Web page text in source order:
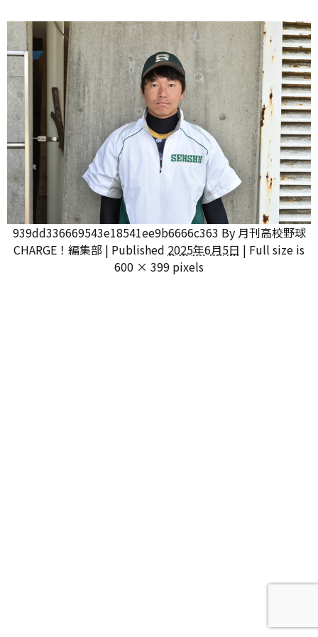
939dd336669543e18541ee9b6666c363 By 月刊高校野球
CHARGE！編集部 | Published 2025年6月5日 | Full size is
600 × 399 pixels